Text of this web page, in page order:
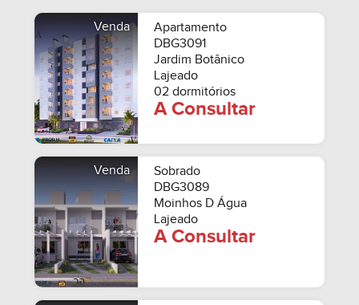
Venda
Apartamento
DBG3091
Jardim Botânico
Lajeado
02 dormitórios
A Consultar
Venda
Sobrado
DBG3089
Moinhos D Água
Lajeado
A Consultar